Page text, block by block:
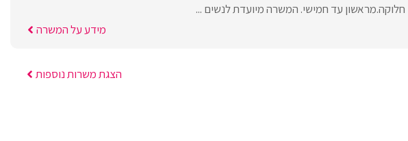
חלוקה.מראשון עד חמישי. המשרה מיועדת לנשים ...
מידע על המשרה
הצגת משרות נוספות